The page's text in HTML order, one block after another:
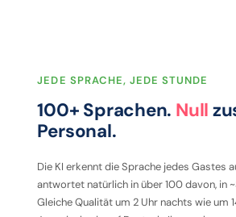
JEDE SPRACHE, JEDE STUNDE
100+ Sprachen. Null
Personal.
Die KI erkennt die Sprache jedes Gastes
antwortet natürlich in über 100 davon, in
Gleiche Qualität um 2 Uhr nachts wie um